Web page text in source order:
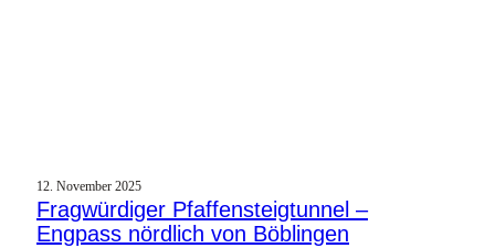
12. November 2025
Fragwürdiger Pfaffensteigtunnel –
Engpass nördlich von Böblingen